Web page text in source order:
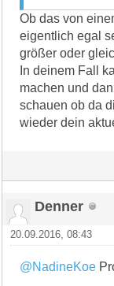
Ob das von
eigentlich egal
größer oder
In deinem Fall
machen und
schauen ob da
wieder dein
Denner
20.09.2016, 08:43
@NadineKoe